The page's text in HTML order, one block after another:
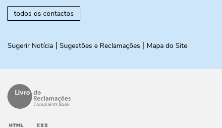
todos os contactos
Sugerir Notícia Sugestões e Reclamações Mapa do Site